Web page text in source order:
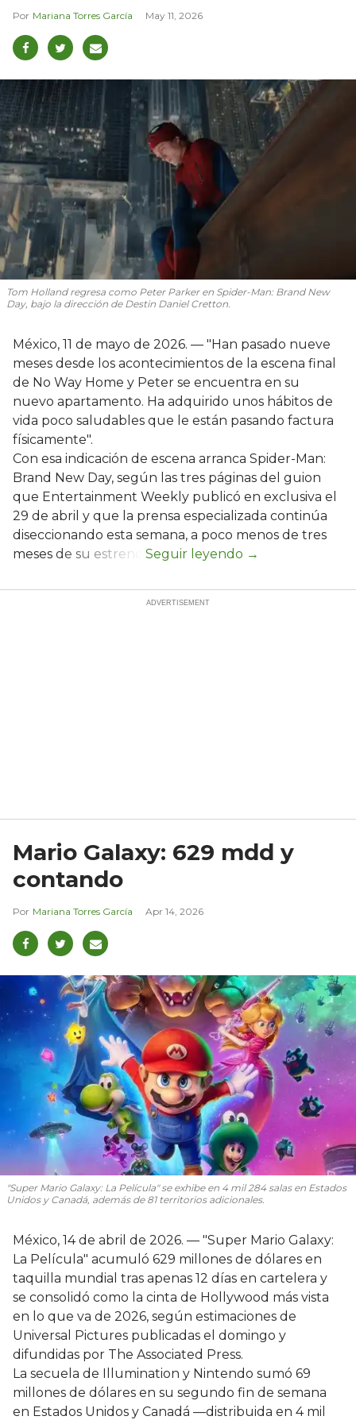
Mariana Torres García May 11, 2026
Tom Holland regresa como Peter Parker en Spider-Man: Brand New
Day, bajo la dirección de Destin Daniel Cretton.
México, 11 de mayo de 2026. — "Han pasado nueve
meses desde los acontecimientos de la escena final
de No Way Home y Peter se encuentra en su
nuevo apartamento. Ha adquirido unos hábitos de
vida poco saludables que le están pasando factura
físicamente".
Con esa indicación de escena arranca Spider-Man:
Brand New Day, según las tres páginas del guion
que Entertainment Weekly publicó en exclusiva el
29 de abril y que la prensa especializada continúa
diseccionando esta semana, a poco menos de tres
meses de su estreno.
Mario Galaxy: 629 mdd y
contando
Mariana Torres García Apr 14, 2026
"Super Mario Galaxy: La Película" se exhibe en 4 mil 284 salas en Estados
Unidos y Canadá, además de 81 territorios adicionales.
México, 14 de abril de 2026. — "Super Mario Galaxy:
La Película" acumuló 629 millones de dólares en
taquilla mundial tras apenas 12 días en cartelera y
se consolidó como la cinta de Hollywood más vista
en lo que va de 2026, según estimaciones de
Universal Pictures publicadas el domingo y
difundidas por The Associated Press.
La secuela de Illumination y Nintendo sumó 69
millones de dólares en su segundo fin de semana
en Estados Unidos y Canadá —distribuida en 4 mil